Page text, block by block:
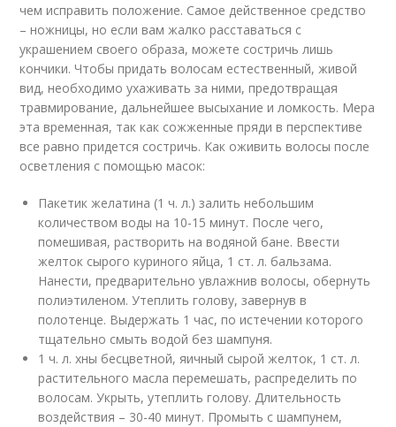
чем исправить положение. Самое действенное средство
– ножницы, но если вам жалко расставаться с
украшением своего образа, можете состричь лишь
кончики. Чтобы придать волосам естественный, живой
вид, необходимо ухаживать за ними, предотвращая
травмирование, дальнейшее высыхание и ломкость. Мера
эта временная, так как сожженные пряди в перспективе
все равно придется состричь. Как оживить волосы после
осветления с помощью масок:
Пакетик желатина (1 ч. л.) залить небольшим
количеством воды на 10-15 минут. После чего,
помешивая, растворить на водяной бане. Ввести
желток сырого куриного яйца, 1 ст. л. бальзама.
Нанести, предварительно увлажнив волосы, обернуть
полиэтиленом. Утеплить голову, завернув в
полотенце. Выдержать 1 час, по истечении которого
тщательно смыть водой без шампуня.
1 ч. л. хны бесцветной, яичный сырой желток, 1 ст. л.
растительного масла перемешать, распределить по
волосам. Укрыть, утеплить голову. Длительность
воздействия – 30-40 минут. Промыть с шампунем,